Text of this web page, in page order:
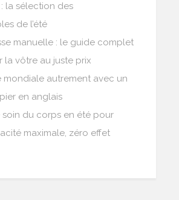
la sélection des
de l’été
manuelle : le guide complet
la vôtre au juste prix
mondiale autrement avec un
en anglais
soin du corps en été pour
maximale, zéro effet